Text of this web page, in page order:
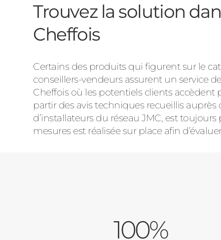
Trouvez la solution
Cheffois
Certains des produits qui figurent sur le
conseillers-vendeurs assurent un service
Cheffois où les potentiels clients accèdent
partir des avis techniques recueillis auprès
d’installateurs du réseau JMC, est
mesures est réalisée sur place afin
100%